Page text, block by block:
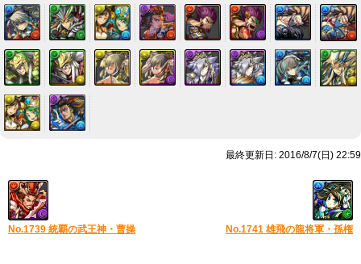
最終更新日: 2016/8/7(日) 22:59
No.1739 統覇の武王神・曹操 No.1741 雄飛の龍将軍・孫権